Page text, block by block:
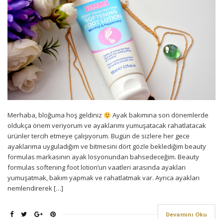
Merhaba, bloğuma hoş geldiniz
Ayak bakımına son dönemlerde
oldukça önem veriyorum ve ayaklarımı yumuşatacak rahatlatacak
ürünler tercih etmeye çalışıyorum. Bugün de sizlere her gece
ayaklarıma uyguladığım ve bitmesini dört gözle beklediğim beauty
formulas markasının ayak losyonundan bahsedeceğim. Beauty
formulas softening foot lotion’un vaatleri arasında ayakları
yumuşatmak, bakım yapmak ve rahatlatmak var. Ayrıca ayakları
nemlendirerek […]
Devamını Oku